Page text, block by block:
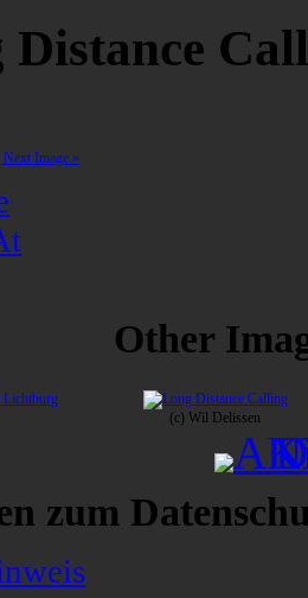
Distance
| Next Image »
Other
(c) Wil Delissen
zum